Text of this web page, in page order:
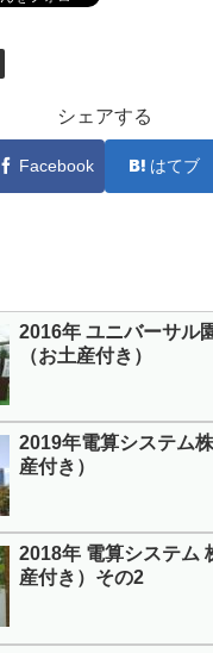
シェアする
Facebook はてブ
2016年 ユニバーサル
（お土産付き）
2019年電算システム
産付き）
2018年 電算システム
産付き）その2